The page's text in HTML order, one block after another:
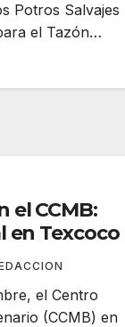
Potros Salvajes
el Tazón…
el CCMB:
en Texcoco
el Centro
(CCMB) en